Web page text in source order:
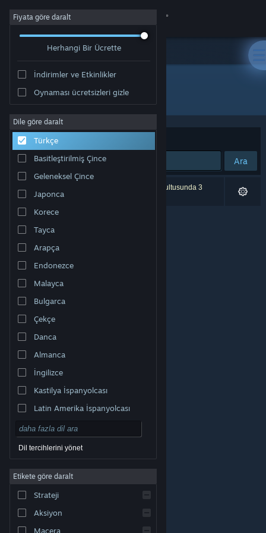
Giriş yap
Hakkında
Destek
Dili değiştir
Steam mobil uygulamasını yükle
Masaüstü internet sitesini görüntüle
markalar, ABD ve diğer ülkelerde ilgili sahiplerinin
Erişilebilirlik |
Çerezler
Fiyata göre daralt
Herhangi Bir Ücrette
İndirimler ve Etkinlikler
Oynaması ücretsizleri gizle
Dile göre daralt
Türkçe
Basitleştirilmiş Çince
Geleneksel Çince
Japonca
Korece
Tayca
Arapça
Endonezce
Malayca
Bulgarca
Çekçe
Danca
Almanca
İngilizce
Kastilya İspanyolcası
Latin Amerika İspanyolcası
Dil tercihlerini yönet
Etikete göre daralt
Strateji
Aksiyon
Macera
Geliştirici: Sea of Ghosts
Sırala Uygunluk
Ara
0 sonuç aramanızla eşleşiyor. Tercihleriniz doğrultusunda 3
ürün dâhil edilmedi.